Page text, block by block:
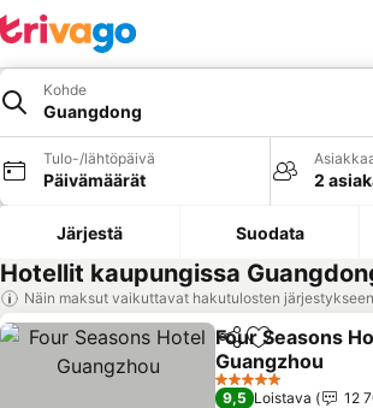
Kohde
Guangdong
Tulo-/lähtöpäivä
Päivämäärät 2
Järjestä Suodata
Hotellit kaupungissa
Näin maksut vaikuttavat hakutulosten järjestykseen
Jaa Lisää
Four Seasons
Guangzhou
5 Tähtiluokitus
9,5 Loistava
12